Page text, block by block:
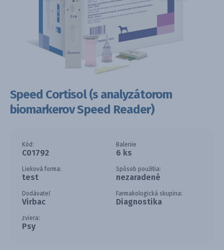
Speed Cortisol (s analyzátorom
biomarkerov Speed Reader)
Kód:
C01792
Balenie
6 ks
Lieková forma:
test
Spôsob použitia:
nezaradené
Dodávateľ
Virbac
Farmakologická skupina:
Diagnostika
zviera:
Psy